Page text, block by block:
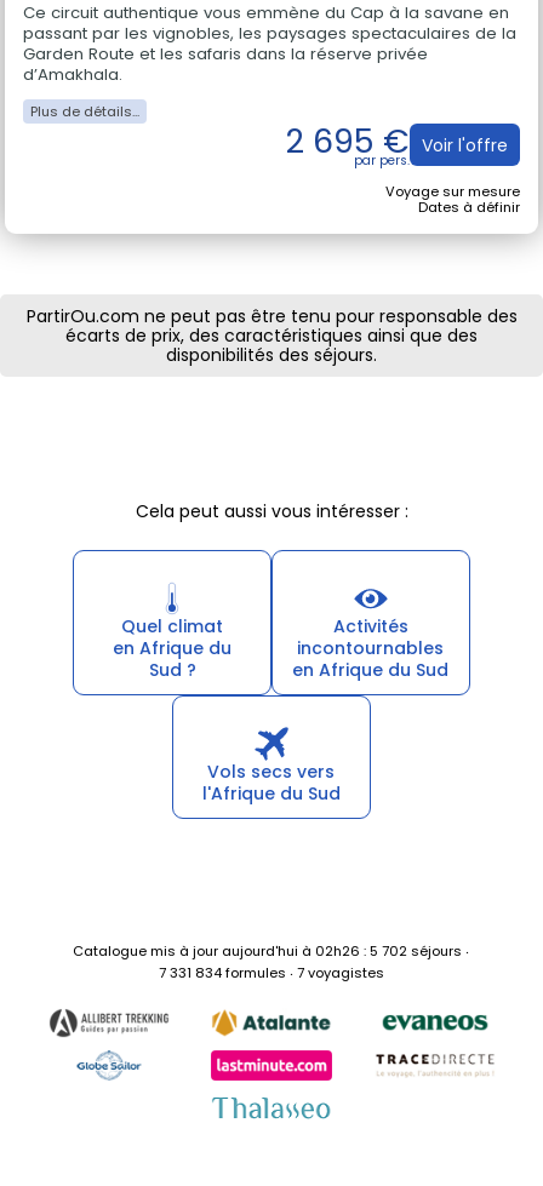
Ce circuit authentique vous emmène du Cap à la savane en
passant par les vignobles, les paysages spectaculaires de la
Garden Route et les safaris dans la réserve privée
d’Amakhala.
2 695 € Voir l'offre
Voyage sur mesure
Dates à définir
PartirOu.com ne peut pas être tenu pour responsable des
écarts de prix, des caractéristiques ainsi que des
disponibilités des séjours.
Cela peut aussi vous intéresser :
Quel climat
en Afrique du
Sud ?
Activités
incontournables
en Afrique du Sud
Vols secs vers
l'Afrique du Sud
Catalogue mis à jour aujourd'hui à 02h26 : 5 702 séjours ‧
7 331 834 formules ‧ 7 voyagistes